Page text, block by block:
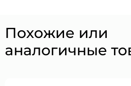
Похожие или
аналогичные